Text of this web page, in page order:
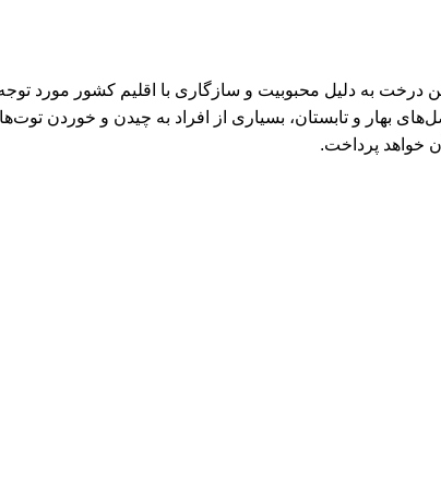
درخت به دلیل محبوبیت و سازگاری با اقلیم کشور مورد
بهار و تابستان، بسیاری از افراد به چیدن و خوردن
خواهد پرداخت.